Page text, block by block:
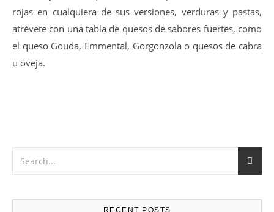
rojas en cualquiera de sus versiones, verduras y pastas,
atrévete con una tabla de quesos de sabores fuertes, como
el queso Gouda, Emmental, Gorgonzola o quesos de cabra
u oveja.
RECENT POSTS